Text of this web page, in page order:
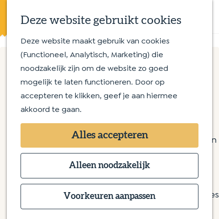
Deze website gebruikt cookies
Deze website maakt gebruik van cookies
(Functioneel, Analytisch, Marketing) die
noodzakelijk zijn om de website zo goed
mogelijk te laten functioneren. Door op
accepteren te klikken, geef je aan hiermee
akkoord te gaan.
Alles accepteren
Alleen noodzakelijk
Voorkeuren aanpassen
K
a
a
r
t
Z
o
e
k
e
n
M
e
n
u
Op en aan het water
Met kinderen
Routes
Wandelroutes
Fietsroutes
Overnachten
Bijzonder overnachten
Bed & Breakfast
Hotel
Camping
Groepsaccommodaties
Bomentuin D'n Hooidonk
Rijndonksestraat
5275 HJ Den Dungen
a
r
B
o
a
r
E-mailn
a
o
Websitev